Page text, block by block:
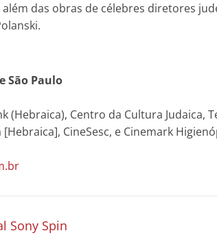
das obras de célebres diretores
São Paulo
(Hebraica), Centro da Cultura Judaica,
CineSesc, e Cinemark
Sony Spin